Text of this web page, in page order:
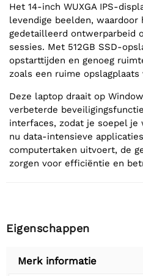
Het 14-inch WUXGA IPS-
levendige beelden, waardoor
gedetailleerd ontwerparbeid
sessies. Met 512GB SSD-
opstarttijden en genoeg
zoals een ruime opslagplaats
Deze laptop draait op
verbeterde
interfaces, zodat je soepel
nu data-intensieve
computertaken uitvoert, de
zorgen voor efficiëntie en
Eigenschappen
Merk informatie